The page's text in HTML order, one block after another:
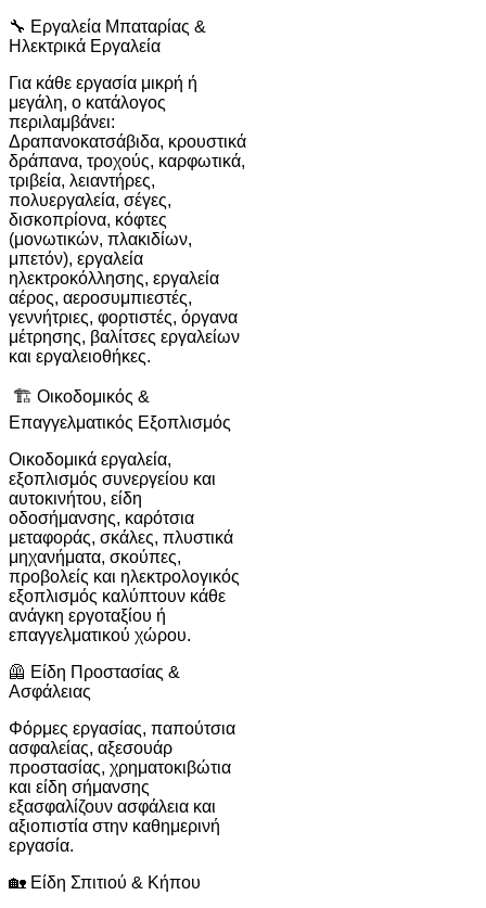
🔧 Εργαλεία Μπαταρίας &
Ηλεκτρικά Εργαλεία
Για κάθε εργασία μικρή ή
μεγάλη, ο κατάλογος
περιλαμβάνει:
Δραπανοκατσάβιδα, κρουστικά
δράπανα, τροχούς, καρφωτικά,
τριβεία, λειαντήρες,
πολυεργαλεία, σέγες,
δισκοπρίονα, κόφτες
(μονωτικών, πλακιδίων,
μπετόν), εργαλεία
ηλεκτροκόλλησης, εργαλεία
αέρος, αεροσυμπιεστές,
γεννήτριες, φορτιστές, όργανα
μέτρησης, βαλίτσες εργαλείων
και εργαλειοθήκες.
🏗 Οικοδομικός &
Επαγγελματικός Εξοπλισμός
Οικοδομικά εργαλεία,
εξοπλισμός συνεργείου και
αυτοκινήτου, είδη
οδοσήμανσης, καρότσια
μεταφοράς, σκάλες, πλυστικά
μηχανήματα, σκούπες,
προβολείς και ηλεκτρολογικός
εξοπλισμός καλύπτουν κάθε
ανάγκη εργοταξίου ή
επαγγελματικού χώρου.
🦺 Είδη Προστασίας &
Ασφάλειας
Φόρμες εργασίας, παπούτσια
ασφαλείας, αξεσουάρ
προστασίας, χρηματοκιβώτια
και είδη σήμανσης
εξασφαλίζουν ασφάλεια και
αξιοπιστία στην καθημερινή
εργασία.
🏡 Είδη Σπιτιού & Κήπου